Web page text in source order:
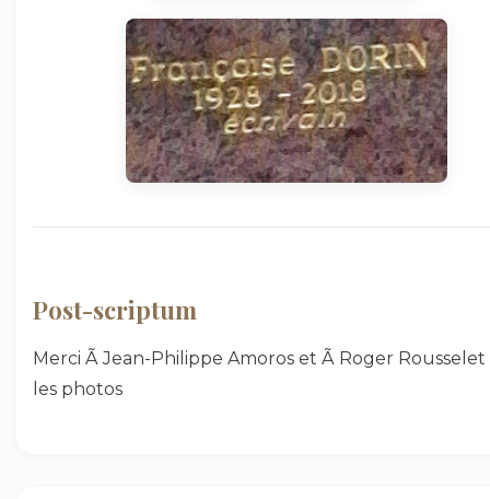
Post-scriptum
Merci Ã Jean-Philippe Amoros et Ã Roger
les photos